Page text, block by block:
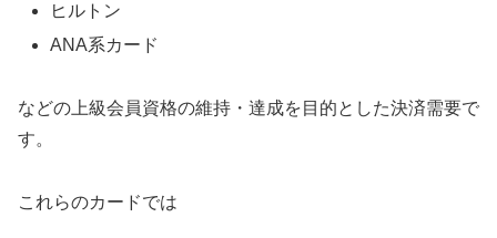
ヒルトン
ANA系カード
などの上級会員資格の維持・達成を目的とした決済需要で
す。
これらのカードでは